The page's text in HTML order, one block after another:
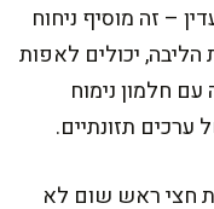
– זה מוסיף ניחוח
הליבה, יכולים לאפות
חלמון נימוח
תזונתיים.
חצי ראש שום לא